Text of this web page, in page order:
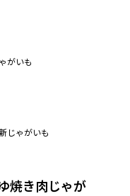
がいも
じゃがいも
焼き肉じゃが